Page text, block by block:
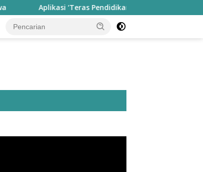
Aplikasi ‘Teras Pendidikan’ Disiapkan untuk Pantau